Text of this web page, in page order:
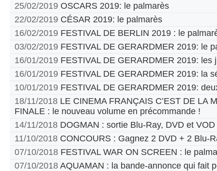
25/02/2019 OSCARS 2019: le palmarès
22/02/2019 CÉSAR 2019: le palmarès
16/02/2019 FESTIVAL DE BERLIN 2019 : le
03/02/2019 FESTIVAL DE GERARDMER 2019: le
16/01/2019 FESTIVAL DE GERARDMER 2019: les
16/01/2019 FESTIVAL DE GERARDMER 2019: la
10/01/2019 FESTIVAL DE GERARDMER 2019:
18/11/2018 LE CINEMA FRANÇAIS C’EST DE LA
FINALE : le nouveau volume en précommande !
14/11/2018 DOGMAN : sortie Blu-Ray, DVD et VOD
11/10/2018 CONCOURS : Gagnez 2 DVD + 2 Blu-
07/10/2018 FESTIVAL WAR ON SCREEN : le
07/10/2018 AQUAMAN : la bande-annonce qui fait